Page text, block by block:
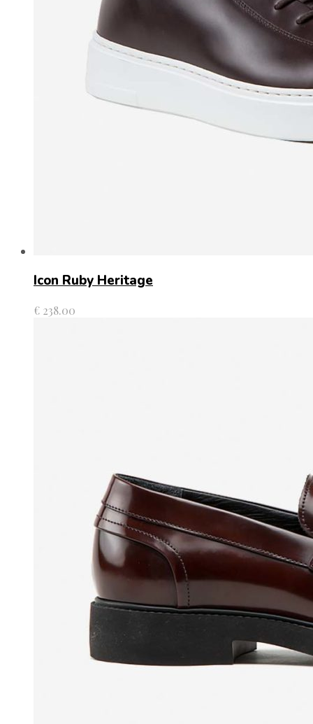
Icon Ruby Heritage
€ 238.00